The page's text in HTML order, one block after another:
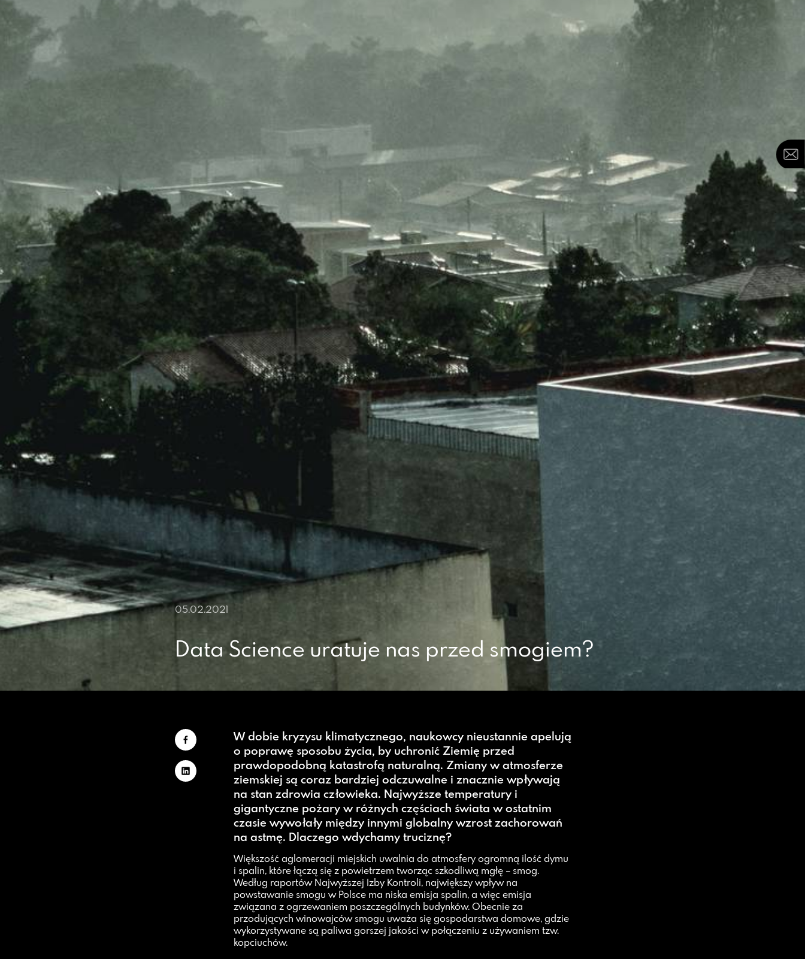
05.02.2021
Data Science uratuje nas przed smogiem?
W dobie kryzysu klimatycznego, naukowcy nieustannie apelują
o poprawę sposobu życia, by uchronić Ziemię przed
prawdopodobną katastrofą naturalną. Zmiany w atmosferze
ziemskiej są coraz bardziej odczuwalne i znacznie wpływają
na stan zdrowia człowieka. Najwyższe temperatury i
gigantyczne pożary w różnych częściach świata w ostatnim
czasie wywołały między innymi globalny wzrost zachorowań
na astmę. Dlaczego wdychamy truciznę?
Większość aglomeracji miejskich uwalnia do atmosfery ogromną ilość dymu
i spalin, które łączą się z powietrzem tworząc szkodliwą mgłę – smog.
Według raportów Najwyższej Izby Kontroli, największy wpływ na
powstawanie smogu w Polsce ma niska emisja spalin, a więc emisja
związana z ogrzewaniem poszczególnych budynków. Obecnie za
przodujących winowajców smogu uważa się gospodarstwa domowe, gdzie
wykorzystywane są paliwa gorszej jakości w połączeniu z używaniem tzw.
kopciuchów.